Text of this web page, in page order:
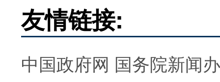
友情链接:
中国政府网 国务院新闻